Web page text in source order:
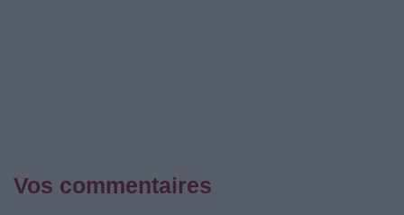
Vos commentaires